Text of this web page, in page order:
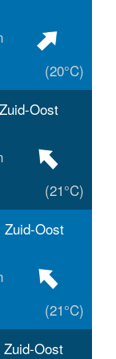
(20°C)
Oost
(21°C)
Oost
(21°C)
Oost